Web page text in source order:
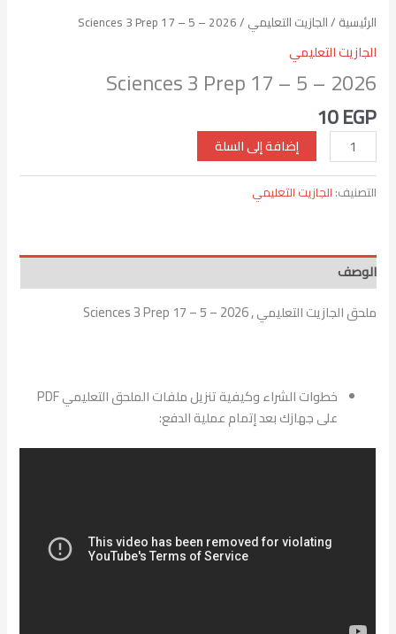
الرئيسية /الجازيت التعليمي / Sciences 3 Prep 17 – 5 – 2026
الجازيت التعليمي
Sciences 3 Prep 17 – 5 – 2026
10EGP
إضافة إلى السلة
التصنيف: الجازيت التعليمي
الوصف
ملحق الجازيت التعليمي , Sciences 3 Prep 17 – 5 – 2026
خطوات الشراء وكيفية تنزيل ملفات الملحق التعليمي PDF
على جهازك بعد إتمام عملية الدفع: